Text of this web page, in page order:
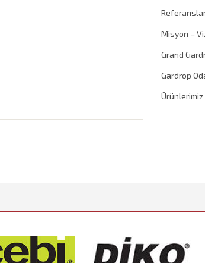
Misyon –
Grand
Gardrop
Ürünlerimiz